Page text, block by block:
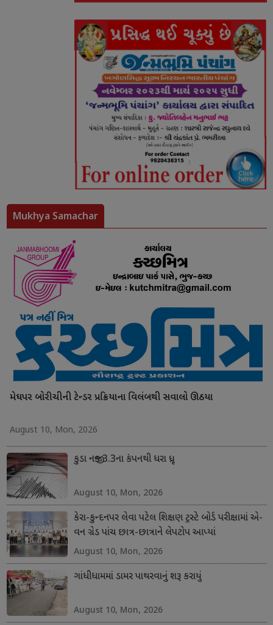
Mukhya Samachar
મેઘપર બોરીચીની ટેન્ડર પ્રક્રિયાના વિલંબથી સવાલો ઊઠયા
August 10, Mon, 2026
કુડા નજીક 3.3ના કંપનથી ધરા ધ્રૂજી
August 10, Mon, 2026
કેરા-કુન્દનપર લેવા પટેલ શિક્ષણ ટ્રસ્ટે બોર્ડ પરીક્ષામાં એ-
વન ગ્રેડ પાંચ છાત્ર-છાત્રાને લેપટોપ આપ્યાં
August 10, Mon, 2026
ગાંધીધામમાં ડામર પાથરવાનું શરૂ કરાયું
August 10, Mon, 2026